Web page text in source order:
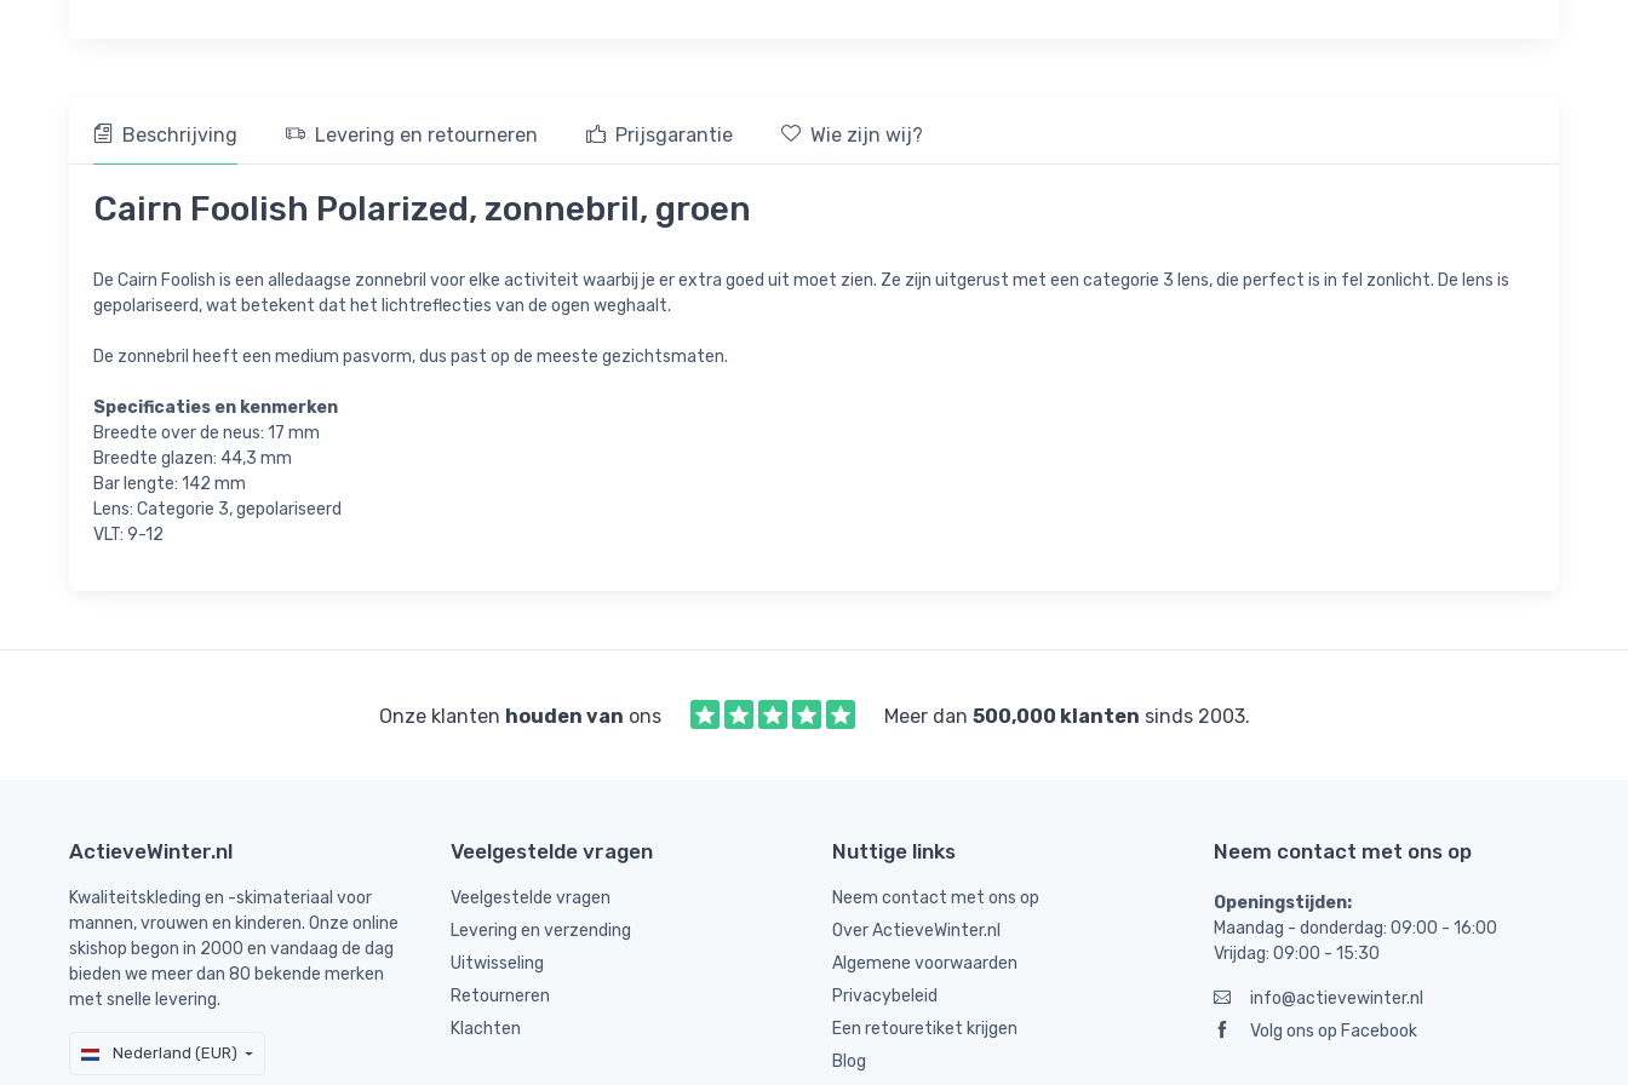
Beschrijving Levering en retourneren Prijsgarantie Wie zijn wij?
Cairn Foolish Polarized, zonnebril, groen
De Cairn Foolish is een alledaagse zonnebril voor elke activiteit waarbij je er extra goed uit moet zien. Ze zijn uitgerust met een categorie 3 lens, die perfect is in fel zonlicht. De lens is
gepolariseerd, wat betekent dat het lichtreflecties van de ogen weghaalt.
De zonnebril heeft een medium pasvorm, dus past op de meeste gezichtsmaten.
Specificaties en kenmerken
Breedte over de neus: 17 mm
Breedte glazen: 44,3 mm
Bar lengte: 142 mm
Lens: Categorie 3, gepolariseerd
VLT: 9-12
Onze klanten houden van ons Meer dan 500,000 klanten sinds 2003.
ActieveWinter.nl
Kwaliteitskleding en -skimateriaal voor
mannen, vrouwen en kinderen. Onze online
skishop begon in 2000 en vandaag de dag
bieden we meer dan 80 bekende merken
met snelle levering.
Nederland (EUR)
Veelgestelde vragen
Veelgestelde vragen
Levering en verzending
Uitwisseling
Retourneren
Klachten
Nuttige links
Neem contact met ons op
Over ActieveWinter.nl
Algemene voorwaarden
Privacybeleid
Een retouretiket krijgen
Blog
Neem contact met ons op
Openingstijden:
Maandag - donderdag: 09:00 - 16:00
Vrijdag: 09:00 - 15:30
info@actievewinter.nl
Volg ons op Facebook